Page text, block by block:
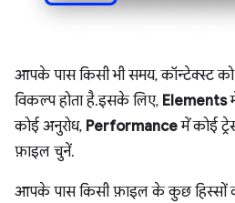
आपके पास किसी भी समय, कॉन्टेक्स्ट
विकल्प होता है. इसके लिए, Elements
कोई अनुरोध, Performanceमें कोई
फ़ाइल चुनें.
आपके पास किसी फ़ाइल के कुछ हिस्सों